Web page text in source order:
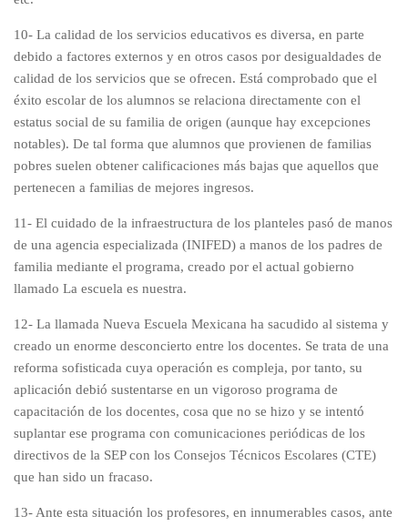
10- La calidad de los servicios educativos es diversa, en parte
debido a factores externos y en otros casos por desigualdades de
calidad de los servicios que se ofrecen. Está comprobado que el
éxito escolar de los alumnos se relaciona directamente con el
estatus social de su familia de origen (aunque hay excepciones
notables). De tal forma que alumnos que provienen de familias
pobres suelen obtener calificaciones más bajas que aquellos que
pertenecen a familias de mejores ingresos.
11- El cuidado de la infraestructura de los planteles pasó de manos
de una agencia especializada (INIFED) a manos de los padres de
familia mediante el programa, creado por el actual gobierno
llamado La escuela es nuestra.
12- La llamada Nueva Escuela Mexicana ha sacudido al sistema y
creado un enorme desconcierto entre los docentes. Se trata de una
reforma sofisticada cuya operación es compleja, por tanto, su
aplicación debió sustentarse en un vigoroso programa de
capacitación de los docentes, cosa que no se hizo y se intentó
suplantar ese programa con comunicaciones periódicas de los
directivos de la SEP con los Consejos Técnicos Escolares (CTE)
que han sido un fracaso.
13- Ante esta situación los profesores, en innumerables casos, ante